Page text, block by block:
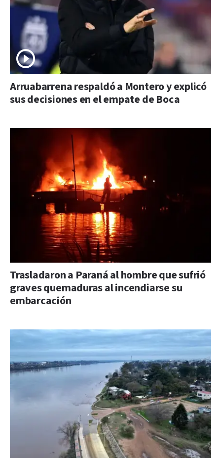
Arruabarrena respaldó a Montero y explicó
sus decisiones en el empate de Boca
Trasladaron a Paraná al hombre que sufrió
graves quemaduras al incendiarse su
embarcación